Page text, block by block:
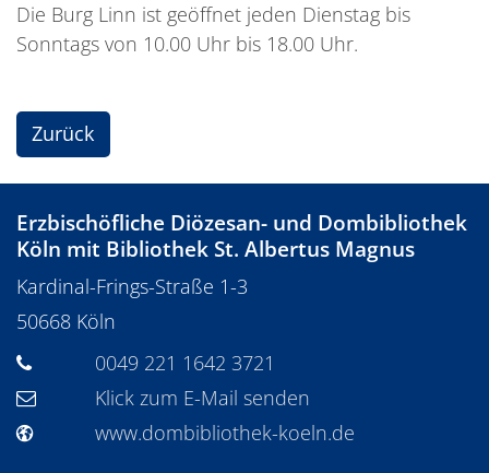
Die Burg Linn ist geöffnet jeden Dienstag bis
Sonntags von 10.00 Uhr bis 18.00 Uhr.
Zurück
Erzbischöfliche Diözesan- und Dombibliothek
Köln mit Bibliothek St. Albertus Magnus
Kardinal-Frings-Straße 1-3
50668 Köln
0049 221 1642 3721
Klick zum E-Mail senden
www.dombibliothek-koeln.de